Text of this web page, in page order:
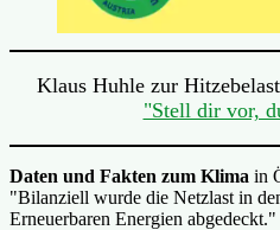
Klaus Huhle zur
"Stell dir vor,
Daten und Fakten zum Klima in
"Bilanziell wurde die Netzlast in
Erneuerbaren Energien